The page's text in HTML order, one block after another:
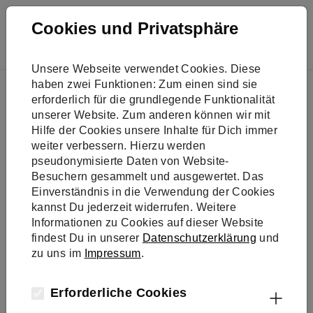
Skip to main navigation
Skip to main content
Skip to page footer
You are here:
Presse
KSU-Herbstkonferenz: Klimaschutz als Chance begreifen
Cookies und Privatsphäre
Unsere Webseite verwendet Cookies. Diese
haben zwei Funktionen: Zum einen sind sie
erforderlich für die grundlegende Funktionalität
unserer Website. Zum anderen können wir mit
Hilfe der Cookies unsere Inhalte für Dich immer
weiter verbessern. Hierzu werden
pseudonymisierte Daten von Website-
Besuchern gesammelt und ausgewertet. Das
Einverständnis in die Verwendung der Cookies
kannst Du jederzeit widerrufen. Weitere
Informationen zu Cookies auf dieser Website
findest Du in unserer Datenschutzerklärung und
zu uns im Impressum.
Erforderliche Cookies